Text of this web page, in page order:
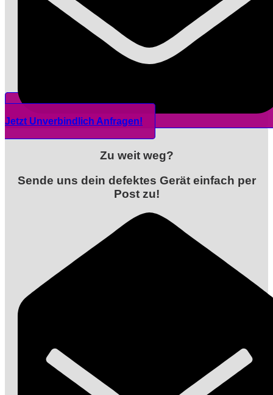
Jetzt Unverbindlich Anfragen!
Zu weit weg?
Sende uns dein defektes Gerät einfach per
Post zu!